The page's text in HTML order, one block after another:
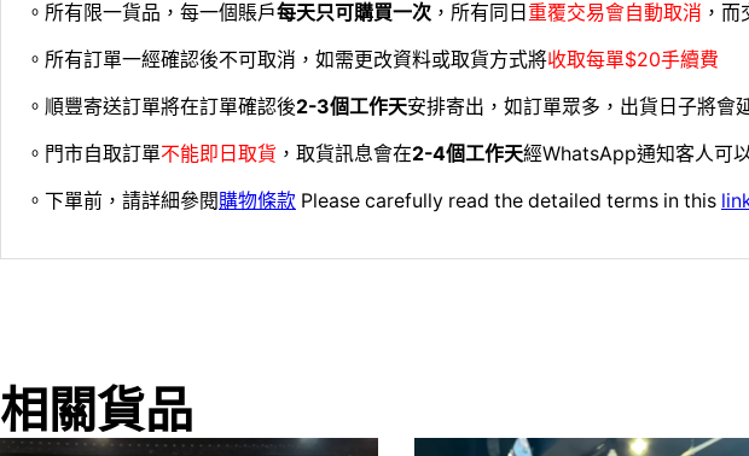
。所有限一貨品，每一個賬戶每天只可購買一次 ，所有同日 重覆交易會自動取消 ，
。所有訂單一經確認後不可取消，如需更改資料或取貨方式將收取每單$20手續費
。順豐寄送訂單將在訂單確認後2-3個工作天安排寄出，如訂單眾多，出貨日子將會
。門市自取訂單不能即日取貨 ，取貨訊息會在2-4個工作天經WhatsApp通知客人可
。下單前，請詳細參閱購物條款 Please carefully read the detailed terms in this
相關貨品